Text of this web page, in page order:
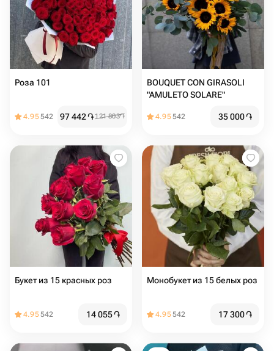
Роза 101
4.95542 97 442֏ 121 803֏
BOUQUET CON GIRASOLI
"AMULETO SOLARE"
4.95542 35 000֏
Букет из 15 красных роз
4.95542 14 055֏
Монобукет из 15 белых роз
4.95542 17 300֏